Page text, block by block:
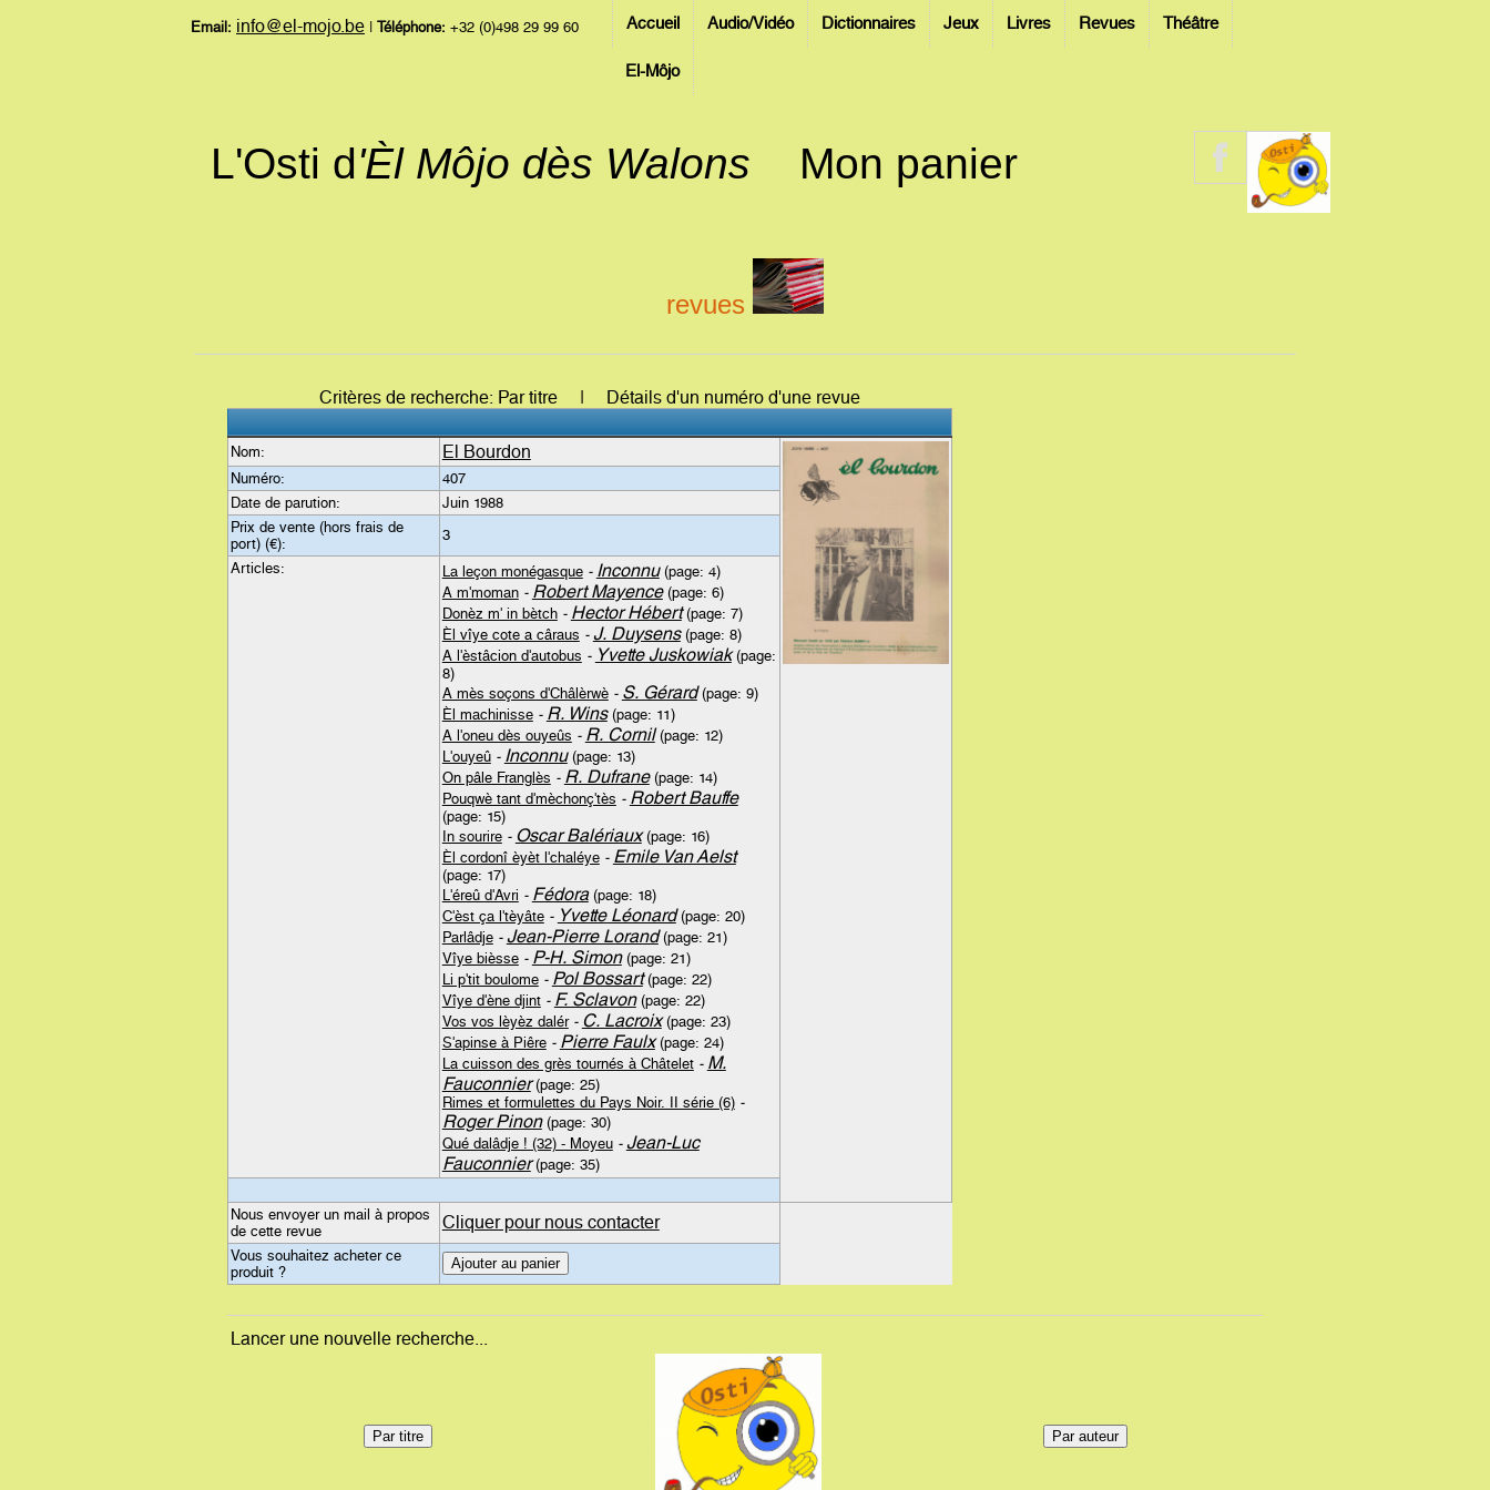
Email: info@el-mojo.be Téléphone: +32 (0)498 29 99 60 Accueil Audio/Vidéo Dictionnaires Jeux Livres Revues Théâtre
El-Môjo
L'Osti d'Èl Môjo dès Walons Mon panier
revues
Critères de recherche: Par titre | Détails d'un numéro d'une revue
Nom: El Bourdon
Numéro:
407
Date de parution:
Juin 1988
Prix de vente (hors frais de
port) (€):
3
Articles:
La leçon monégasque - Inconnu(page: 4)
A m'moman - Robert Mayence(page: 6)
Donèz m' in bètch - Hector Hébert(page: 7)
Èl vîye cote a câraus - J. Duysens(page: 8)
A l'èstâcion d'autobus - Yvette Juskowiak(page:
8)
A mès soçons d'Châlèrwè - S. Gérard(page: 9)
Èl machinisse - R. Wins(page: 11)
A l'oneu dès ouyeûs - R. Cornil(page: 12)
L'ouyeû - Inconnu(page: 13)
On pâle Franglès - R. Dufrane(page: 14)
Pouqwè tant d'mèchonç'tès - Robert Bauffe
(page: 15)
In sourire - Oscar Balériaux(page: 16)
Èl cordonî èyèt l'chaléye - Emile Van Aelst
(page: 17)
L'éreû d'Avri - Fédora(page: 18)
C'èst ça l'tèyâte - Yvette Léonard(page: 20)
Parlâdje - Jean-Pierre Lorand(page: 21)
Vîye bièsse - P-H. Simon(page: 21)
Li p'tit boulome - Pol Bossart(page: 22)
Vîye d'ène djint - F. Sclavon(page: 22)
Vos vos lèyèz dalér - C. Lacroix(page: 23)
S'apinse à Piêre - Pierre Faulx(page: 24)
La cuisson des grès tournés à Châtelet - M.
Fauconnier(page: 25)
Rimes et formulettes du Pays Noir. II série (6) -
Roger Pinon(page: 30)
Qué dalâdje ! (32) - Moyeu - Jean-Luc
Fauconnier(page: 35)
Nous envoyer un mail à propos
de cette revue
Cliquer pour nous contacter
Vous souhaitez acheter ce
produit ?
Lancer une nouvelle recherche...